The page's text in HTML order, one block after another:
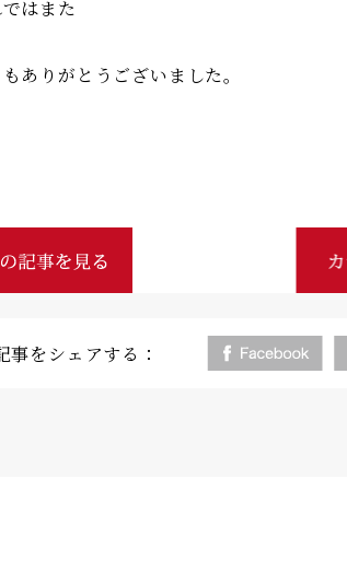
はまた
ありがとうございました。
事をシェアする：